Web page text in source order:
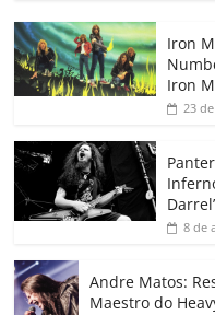
c
e
b
o
o
k
itt
er
Iron
Iron
23
8 de
Andre Matos:
Maestro do